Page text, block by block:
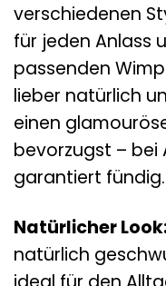
verschiedenen
für jeden Anlass
passenden
lieber natürlich
einen
bevorzugst – bei
garantiert fündig.
Natürlicher
natürlich